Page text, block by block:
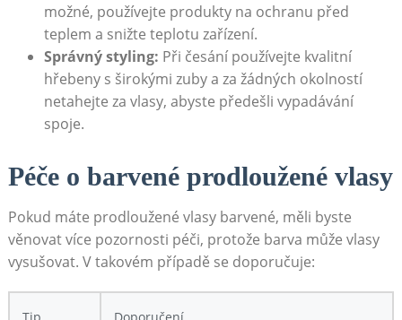
možné, používejte produkty na ochranu před
teplem a snižte teplotu zařízení.
Správný styling: Při česání používejte kvalitní
hřebeny s širokými zuby a za žádných okolností
netahejte za vlasy, abyste předešli vypadávání
spoje.
Péče o barvené prodloužené vlasy
Pokud máte prodloužené vlasy barvené, měli byste
věnovat více pozornosti péči, protože barva může vlasy
vysušovat. V takovém případě se doporučuje: